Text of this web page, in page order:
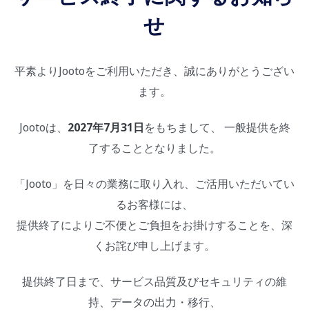
せ
平素よりJootoをご利用いただき、誠にありがとうござい
ます。
Jootoは、 2027年7月31日をもちまして、 一般提供を終
了することとなりました。
「Jooto」を日々の業務に取り入れ、ご活用いただいてい
るお客様には、
提供終了によりご不便とご負担をお掛けすることを、深
くお詫び申し上げます。
提供終了日まで、サービス品質及びセキュリティの維
持、データの出力・移行、